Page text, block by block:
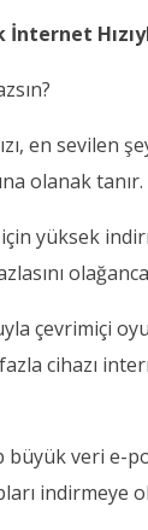
İnternet
en sevilen
olanak tanır.
yüksek
çevrimiçi
cihazı
veri e-
indirmeye